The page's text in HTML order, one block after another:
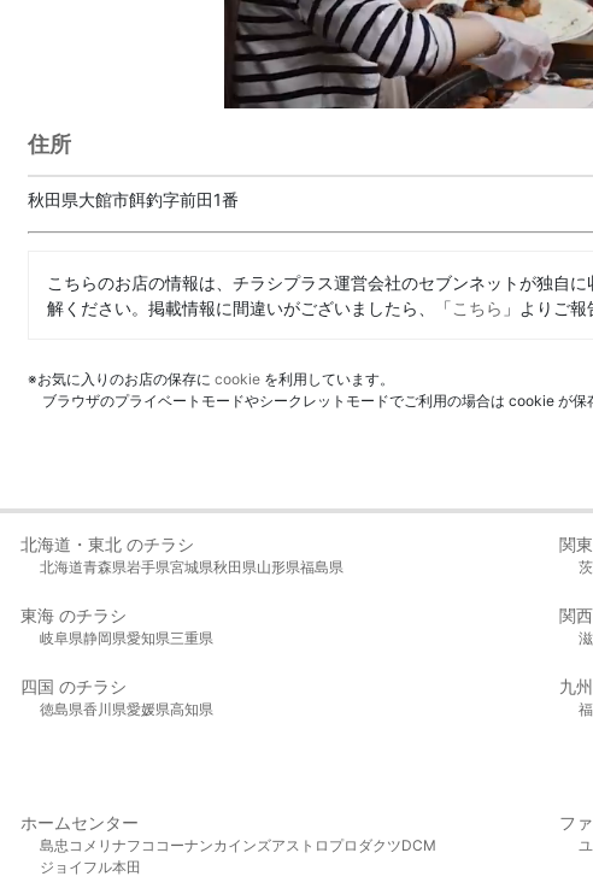
住所
秋田県大館市餌釣字前田1番
こちらのお店の情報は、チラシプラス運営会社のセブンネットが独自
解ください。掲載情報に間違いがございましたら、「こちら 」よりご報
※お気に入りのお店の保存に cookie を利用しています。
ブラウザのプライベートモードやシークレットモードでご利用の場合は cookie が保
北海道・東北 のチラシ
北海道青森県岩手県宮城県秋田県山形県福島県
関
東海 のチラシ
岐阜県静岡県愛知県三重県
関
四国 のチラシ
徳島県香川県愛媛県高知県
九
ホームセンター
島忠 コメリ ナフコ コーナンカインズアストロプロダクツDCM
ジョイフル本田
フ